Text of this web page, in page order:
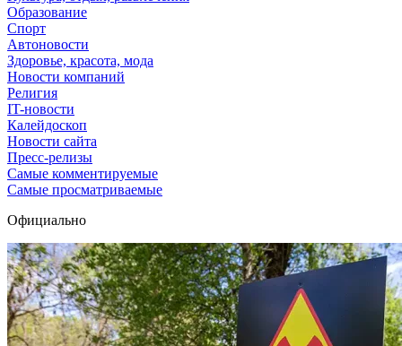
Образование
Спорт
Автоновости
Здоровье, красота, мода
Новости компаний
Религия
IT-новости
Калейдоскоп
Новости сайта
Пресс-релизы
Самые комментируемые
Самые просматриваемые
Официально